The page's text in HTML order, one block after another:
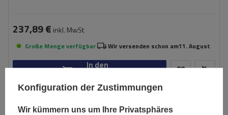
237,89 € inkl. MwSt
Große Menge verfügbar Wir versenden schon am11. August
In den
Konfiguration der Zustimmungen
Wir kümmern uns um Ihre Privatsphäres